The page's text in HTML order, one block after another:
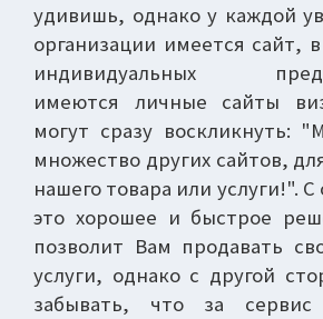
удивишь, однако у каждой
организации имеется сайт,
индивидуальных
имеются личные сайты
могут сразу воскликнуть:
множество других сайтов,
нашего товара или услуги!".
это хорошее и быстрое
позволит Вам продавать
услуги, однако с другой
забывать, что за